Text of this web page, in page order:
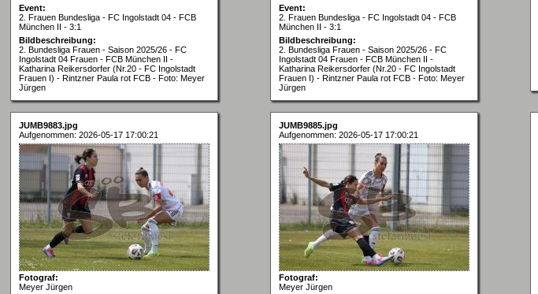
Event:
2. Frauen Bundesliga - FC Ingolstadt 04 - FCB
München II - 3:1
Bildbeschreibung:
2. Bundesliga Frauen - Saison 2025/26 - FC
Ingolstadt 04 Frauen - FCB München II -
Katharina Reikersdorfer (Nr.20 - FC Ingolstadt
Frauen I) - Rintzner Paula rot FCB - Foto: Meyer
Jürgen
Event:
2. Frauen Bundesliga - FC Ingolstadt 04 - FCB
München II - 3:1
Bildbeschreibung:
2. Bundesliga Frauen - Saison 2025/26 - FC
Ingolstadt 04 Frauen - FCB München II -
Katharina Reikersdorfer (Nr.20 - FC Ingolstadt
Frauen I) - Rintzner Paula rot FCB - Foto: Meyer
Jürgen
JUMB9883.jpg
Aufgenommen: 2026-05-17 17:00:21
Fotograf:
Meyer Jürgen
JUMB9885.jpg
Aufgenommen: 2026-05-17 17:00:21
Fotograf:
Meyer Jürgen